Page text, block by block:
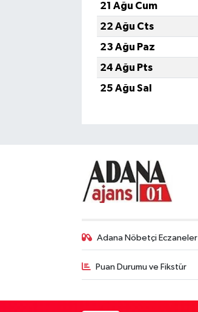
21 Ağu Cum
22 Ağu Cts
23 Ağu Paz
24 Ağu Pts
25 Ağu Sal
Adana Nöbetçi Eczaneler
Puan Durumu ve Fikstür